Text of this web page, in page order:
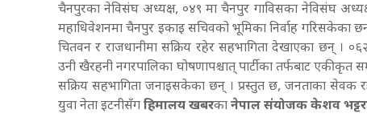
चैनपुरका नेविसंघ अध्यक्ष, ०४९ मा चैनपुर गाविसका नेविसंघ
महाधिवेशनमा चैनपुर इकाइ सचिवको भूमिका निर्वाह गरिसकेका
चितवन र राजधानीमा सक्रिय रहेर सहभागिता देखाएका छन् ।
उनी खैरहनी नगरपालिका घोषणापश्चात् पार्टीका तर्फबाट
सक्रिय सहभागिता जनाइसकेका छन् । प्रस्तुत छ, जनताका सेवक
युवा नेता इटनीसँगहिमालय खबरकानेपाल संयोजक केशव